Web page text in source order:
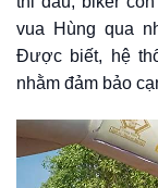
vua Hùng qua
Được biết, hệ
nhằm đảm bảo